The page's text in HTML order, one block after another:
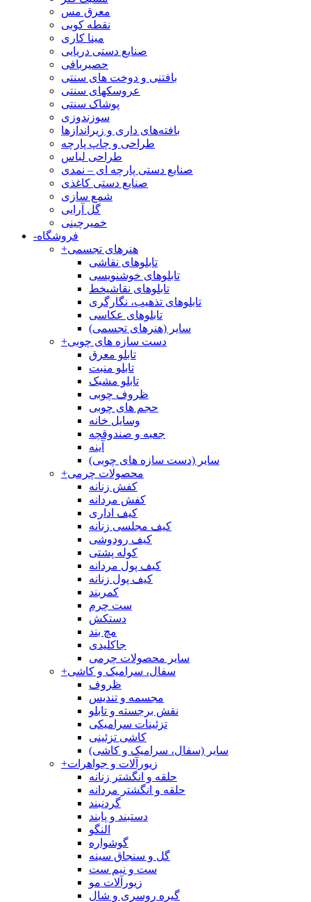
معرق مس
نقطه کوبی
مینا کاری
صنایع دستی دریایی
حصیربافی
بافتنی‌ و دوخت های سنتی
عروسکهای سنتی
پوشاک سنتی
سوزندوزی
بافته‌های داری و زیراندازها
طراحی و چاپ پارچه
طراحی لباس
صنایع دستی پارچه ای – نمدی
صنایع دستی کاغذی
شمع سازی
گل آرایی
خمیرچینی
-فروشگاه
+هنرهای تجسمی
تابلوهای نقاشی
تابلوهای خوشنویسی
تابلوهای نقاشیخط
تابلوهای تذهیب، نگارگری
تابلوهای عکاسی
سایر (هنرهای تجسمی)
+دست سازه های چوبی
تابلو معرق
تابلو منبت
تابلو مشبک
ظروف چوبی
حجم های چوبی
وسایل خانه
جعبه و صندوقچه
آینه
سایر (دست سازه های چوبی)
+محصولات چرمی
کفش زنانه
کفش مردانه
کیف اداری
کیف مجلسی زنانه
کیف رودوشی
کوله پشتی
کیف پول مردانه
کیف پول زنانه
کمربند
ست چرم
دستکش
مچ بند
جاکلیدی
سایر محصولات چرمی
+سفال، سرامیک و کاشی
ظروف
مجسمه و تندیس
نقش برجسته و تابلو
تزئینات سرامیکی
کاشی تزئینی
سایر (سفال، سرامیک و کاشی)
+زیورآلات و جواهرات
حلقه و انگشتر زنانه
حلقه و انگشتر مردانه
گردنبند
دستبند و پابند
النگو
گوشواره
گل و سنجاق سینه
ست و نیم ست
زیورآلات مو
گیره روسری و شال